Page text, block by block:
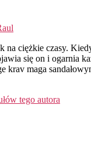
na ciężkie czasy.
się on i ogarnia
krav maga
tego autora